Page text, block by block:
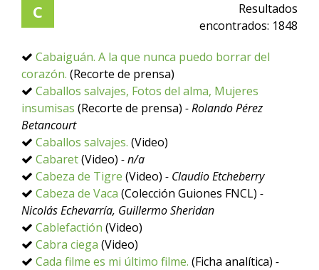
C
Resultados
encontrados: 1848
Cabaiguán. A la que nunca puedo borrar del
corazón. (Recorte de prensa)
Caballos salvajes, Fotos del alma, Mujeres
insumisas (Recorte de prensa) - Rolando Pérez
Betancourt
Caballos salvajes. (Video)
Cabaret(Video) - n/a
Cabeza de Tigre (Video) - Claudio Etcheberry
Cabeza de Vaca (Colección Guiones FNCL) -
Nicolás Echevarría, Guillermo Sheridan
Cablefactión (Video)
Cabra ciega (Video)
Cada filme es mi último filme. (Ficha analítica) -